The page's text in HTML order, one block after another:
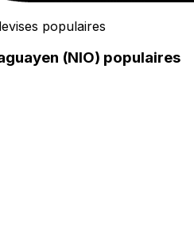
populaires
(NIO) populaires